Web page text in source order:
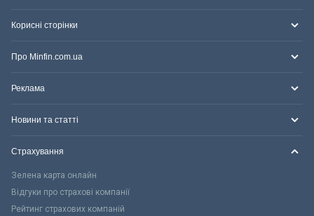
Корисні сторінки
Про Minfin.com.ua
Реклама
Новини та статті
Страхування
Зелена карта онлайн
Відгуки про страхові компанії
Рейтинг страхових компаній